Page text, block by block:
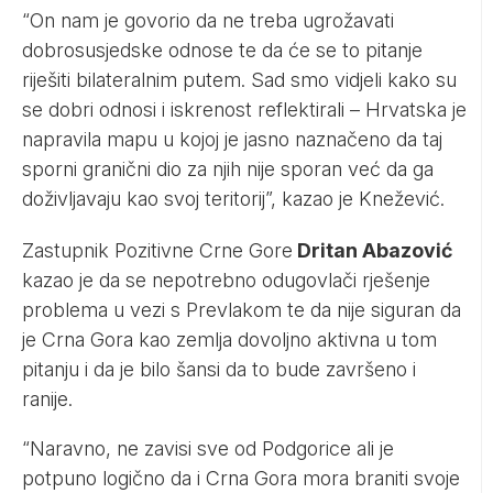
“On nam je govorio da ne treba ugrožavati
dobrosusjedske odnose te da će se to pitanje
riješiti bilateralnim putem. Sad smo vidjeli kako su
se dobri odnosi i iskrenost reflektirali – Hrvatska je
napravila mapu u kojoj je jasno naznačeno da taj
sporni granični dio za njih nije sporan već da ga
doživljavaju kao svoj teritorij”, kazao je Knežević.
Zastupnik Pozitivne Crne Gore Dritan Abazović
kazao je da se nepotrebno odugovlači rješenje
problema u vezi s Prevlakom te da nije siguran da
je Crna Gora kao zemlja dovoljno aktivna u tom
pitanju i da je bilo šansi da to bude završeno i
ranije.
“Naravno, ne zavisi sve od Podgorice ali je
potpuno logično da i Crna Gora mora braniti svoje